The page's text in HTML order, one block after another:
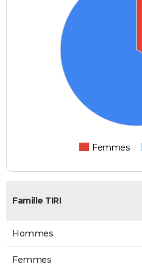
Femmes
Famille TIRI
Hommes
Femmes